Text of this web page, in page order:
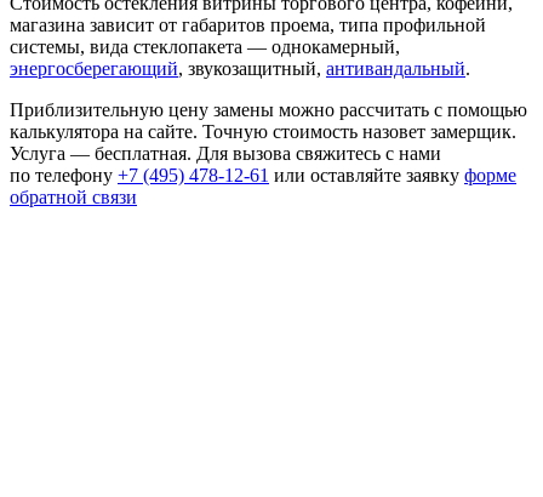
магазина зависит от габаритов проема, типа профильной
системы, вида стеклопакета — однокамерный,
энергосберегающий, звукозащитный, антивандальный.
Приблизительную цену замены можно рассчитать с помощью
калькулятора на сайте. Точную стоимость назовет замерщик.
Услуга — бесплатная. Для вызова свяжитесь с нами
по телефону +7 (495) 478-12-61 или оставляйте заявку форме
обратной связи